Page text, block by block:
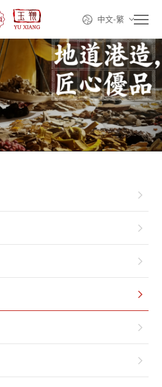
中文-繁